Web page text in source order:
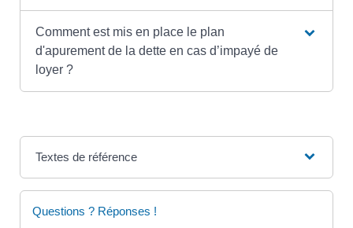
Comment est mis en place le plan
d'apurement de la dette en cas d’impayé de
loyer ?
Textes de référence
Questions ? Réponses !